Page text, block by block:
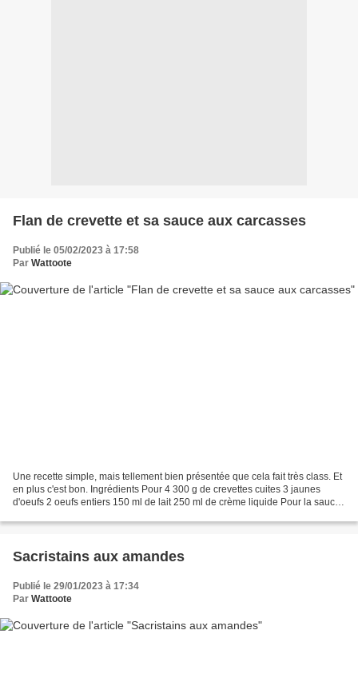
Flan de crevette et sa sauce aux carcasses
Publié le 05/02/2023 à 17:58
Par Wattoote
Une recette simple, mais tellement bien présentée que cela fait très class. Et
en plus c'est bon. Ingrédients Pour 4 300 g de crevettes cuites 3 jaunes
d'oeufs 2 oeufs entiers 150 ml de lait 250 ml de crème liquide Pour la sauce
Sacristains aux amandes
Publié le 29/01/2023 à 17:34
Par Wattoote